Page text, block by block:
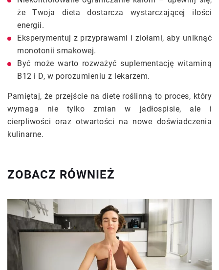
że Twoja dieta dostarcza wystarczającej ilości
energii.
Eksperymentuj z przyprawami i ziołami, aby uniknąć
monotonii smakowej.
Być może warto rozważyć suplementację witaminą
B12 i D, w porozumieniu z lekarzem.
Pamiętaj, że przejście na dietę roślinną to proces, który
wymaga nie tylko zmian w jadłospisie, ale i
cierpliwości oraz otwartości na nowe doświadczenia
kulinarne.
ZOBACZ RÓWNIEŻ